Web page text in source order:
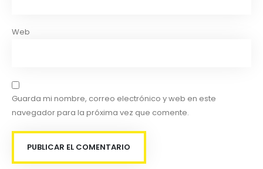
Web
Guarda mi nombre, correo electrónico y web en este
navegador para la próxima vez que comente.